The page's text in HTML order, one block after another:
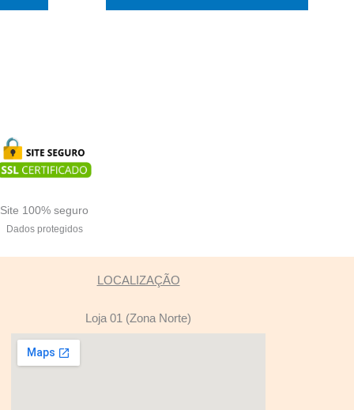
Site 100% seguro
Dados protegidos
LOCALIZAÇÃO
Loja 01 (Zona Norte)